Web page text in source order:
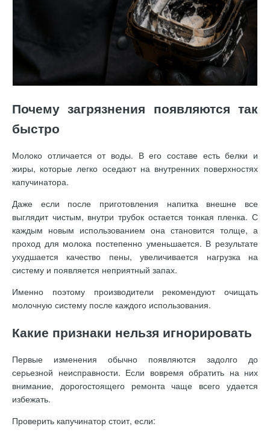
Почему загрязнения появляются так
быстро
Молоко отличается от воды. В его составе есть белки и
жиры, которые легко оседают на внутренних поверхностях
капучинатора.
Даже если после приготовления напитка внешне все
выглядит чистым, внутри трубок остается тонкая пленка. С
каждым новым использованием она становится толще, а
проход для молока постепенно уменьшается. В результате
ухудшается качество пены, увеличивается нагрузка на
систему и появляется неприятный запах.
Именно поэтому производители рекомендуют очищать
молочную систему после каждого использования.
Какие признаки нельзя игнорировать
Первые изменения обычно появляются задолго до
серьезной неисправности. Если вовремя обратить на них
внимание, дорогостоящего ремонта чаще всего удается
избежать.
Проверить капучинатор стоит, если: